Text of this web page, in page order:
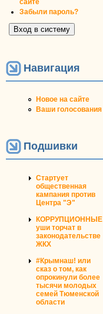
Забыли пароль?
Навигация
Новое на сайте
Ваши голосования
Подшивки
Стартует
общественная
кампания против
Центра "Э"
КОРРУПЦИОННЫЕ
уши торчат в
законодательстве
ЖКХ
#Крымнаш! или
сказ о том, как
опрокинули более
тысячи молодых
семей Тюменской
области